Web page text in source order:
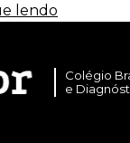
lendo
Colégio
e